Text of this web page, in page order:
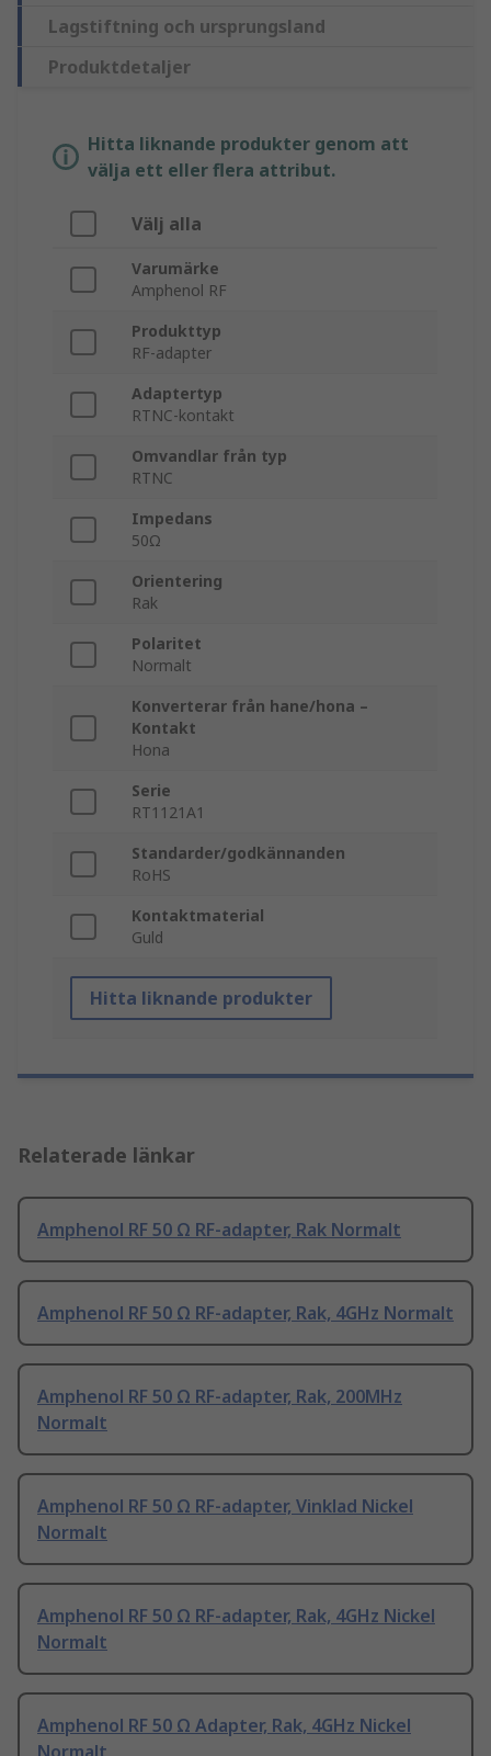
Lagstiftning och ursprungsland
Produktdetaljer
Hitta liknande produkter genom att
välja ett eller flera attribut.
Välj alla
Varumärke
Amphenol RF
Produkttyp
RF-adapter
Adaptertyp
RTNC-kontakt
Omvandlar från typ
RTNC
Impedans
50Ω
Orientering
Rak
Polaritet
Normalt
Konverterar från hane/hona –
Kontakt
Hona
Serie
RT1121A1
Standarder/godkännanden
RoHS
Kontaktmaterial
Guld
Hitta liknande produkter
Relaterade länkar
Amphenol RF 50 Ω RF-adapter, Rak Normalt
Amphenol RF 50 Ω RF-adapter, Rak, 4GHz Normalt
Amphenol RF 50 Ω RF-adapter, Rak, 200MHz
Normalt
Amphenol RF 50 Ω RF-adapter, Vinklad Nickel
Normalt
Amphenol RF 50 Ω RF-adapter, Rak, 4GHz Nickel
Normalt
Amphenol RF 50 Ω Adapter, Rak, 4GHz Nickel